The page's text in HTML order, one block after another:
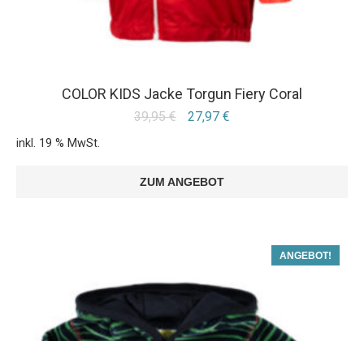
COLOR KIDS Jacke Torgun Fiery Coral
39,95€ 27,97 €
inkl. 19 % MwSt.
ZUM ANGEBOT
ANGEBOT!